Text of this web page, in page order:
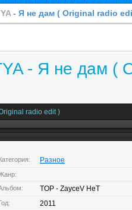
- Я не дам ( Original radio
- Я не дам (
radio edit )
Разное
TOP - ZayceV HeT
2011